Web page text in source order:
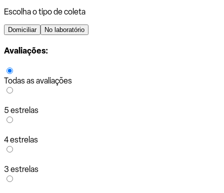
Escolha o tipo de coleta
Domiciliar No laboratório
Avaliações:
Todas as avaliações
5 estrelas
4 estrelas
3 estrelas